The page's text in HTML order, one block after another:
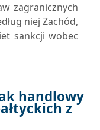
zagranicznych
niej Zachód,
sankcji wobec
handlowy
z